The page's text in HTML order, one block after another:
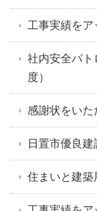
工事実績をア
社内安全パト
度）
感謝状をいた
日置市優良
住まいと建築